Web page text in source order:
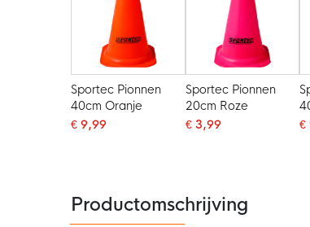
Sportec Pionnen
40cm Oranje
€ 9,99
Sportec Pionnen
20cm Roze
€ 3,99
€
Productomschrijving